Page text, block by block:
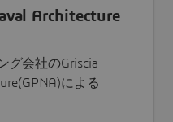
Architecture
グ会社のGriscia
による